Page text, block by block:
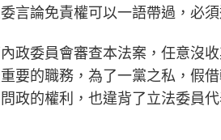
言論免責權可以一語帶過，必須
政委員會審查本法案，任意沒
要的職務，為了一黨之私，假
政的權利，也違背了立法委員